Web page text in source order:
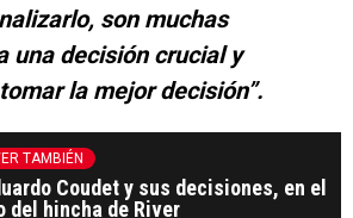
son muchas
una decisión crucial y
la mejor decisión”.
TAMBIÉN
Coudet y sus decisiones, en el
del hincha de River